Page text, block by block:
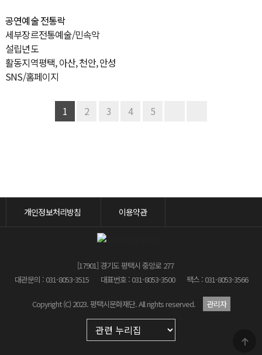
공연예술전통락
세부장르전통예술/민속악
설립년도
활동지역평택, 아산, 천안, 안성
SNS/홈페이지
1 2 3 4 5
개인정보처리방침 이용약관
[17901] 경기도 평택시 중앙로 277
대관문의 : 031-8053-3515
대표번호 : 031-8053-3500 팩스 : 031-8053-3566
Copyright (C) 2023. 평택시문화재단. All rights reserved. 관리자